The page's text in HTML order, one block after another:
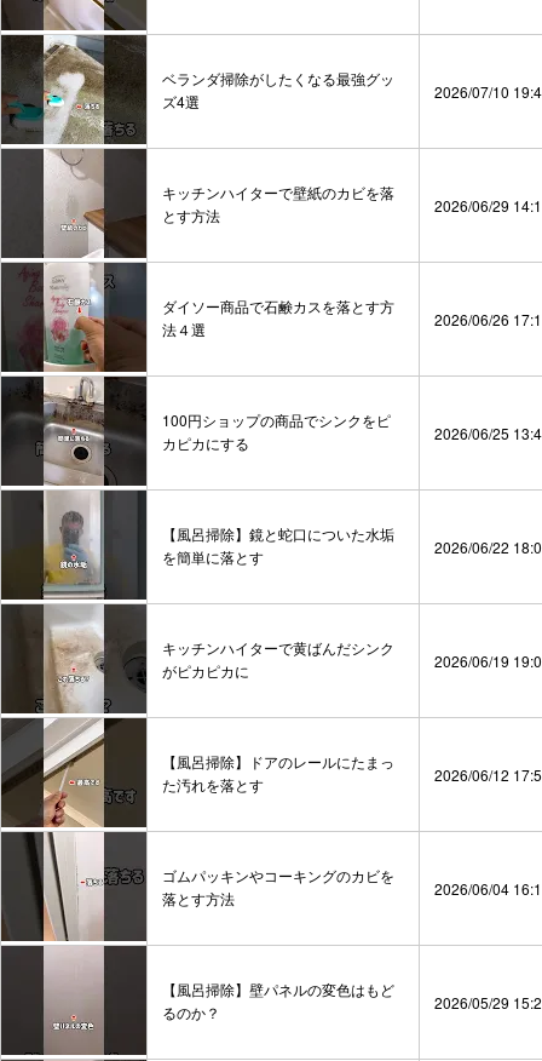
ベランダ掃除がしたくなる最強グッ
ズ4選
2026/07/10
キッチンハイターで壁紙のカビを落
とす方法
2026/06/29
ダイソー商品で石鹸カスを落とす方
法４選
2026/06/26
100円ショップの商品でシンクをピ
カピカにする
2026/06/25
【風呂掃除】鏡と蛇口についた水垢
を簡単に落とす
2026/06/22
キッチンハイターで黄ばんだシンク
がピカピカに
2026/06/19
【風呂掃除】ドアのレールにたまっ
た汚れを落とす
2026/06/12
ゴムパッキンやコーキングのカビを
落とす方法
2026/06/04
【風呂掃除】壁パネルの変色はもど
るのか？
2026/05/29